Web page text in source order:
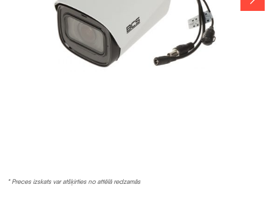
* Preces izskats var atšķirties no attēlā redzamās